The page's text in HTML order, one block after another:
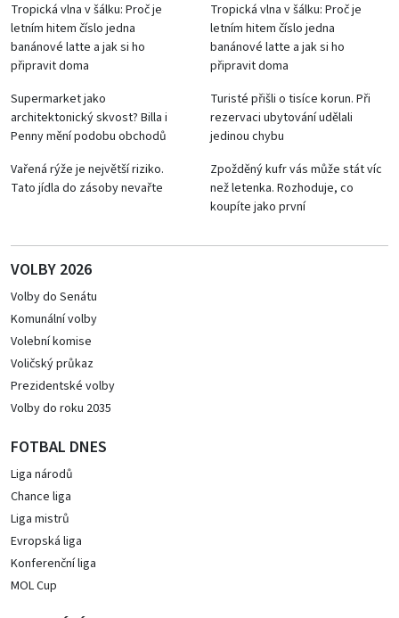
Tropická vlna v šálku: Proč je
letním hitem číslo jedna
banánové latte a jak si ho
připravit doma
Tropická vlna v šálku: Proč je
letním hitem číslo jedna
banánové latte a jak si ho
připravit doma
Supermarket jako
architektonický skvost? Billa i
Penny mění podobu obchodů
Turisté přišli o tisíce korun. Při
rezervaci ubytování udělali
jedinou chybu
Vařená rýže je největší riziko.
Tato jídla do zásoby nevařte
Zpožděný kufr vás může stát víc
než letenka. Rozhoduje, co
koupíte jako první
VOLBY 2026
Volby do Senátu
Komunální volby
Volební komise
Voličský průkaz
Prezidentské volby
Volby do roku 2035
FOTBAL DNES
Liga národů
Chance liga
Liga mistrů
Evropská liga
Konferenční liga
MOL Cup